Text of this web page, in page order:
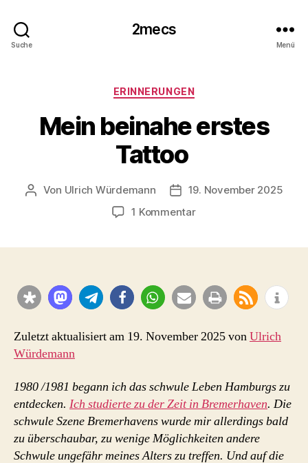
Suche
2mecs
Menü
Kategorien
ERINNERUNGEN
Mein beinahe erstes
Tattoo
Beitragsautor
Von Ulrich Würdemann Beitragsdatum
19. November 2025
1 Kommentarzu
Zuletzt aktualisiert am 19. November 2025 vonUlrich
Würdemann
1980 /1981 begann ich das schwule Leben Hamburgs zu
entdecken. Ich studierte zu der Zeit in Bremerhaven. Die
schwule Szene Bremerhavens wurde mir allerdings bald
zu überschaubar, zu wenige Möglichkeiten andere
Schwule ungefähr meines Alters zu treffen. Und auf die